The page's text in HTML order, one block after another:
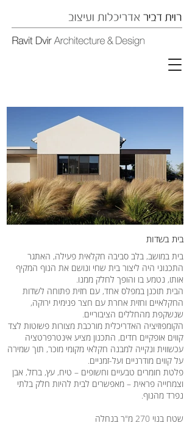
בית בשדות
בית במושב, בלב סביבה חקלאית פעילה, האתגר
התכנוני היה ליצור בית שחי ונושם את הנוף המקיף
אותו, נטמע בו והופך לחלק ממנו.
הבית תוכנן במפלס אחד, עם חזית פתוחה לשדות
החקלאיים וחזית אחרת עם חצר פנימית ירוקה,
שנשקפת מהחללים הציבוריים.
הקומפוזיציה האדריכלית מורכבת מצורות פשוטות לצד
קווים אופקיים חדים, התכנון מציע אינטרפרטציה
עכשווית ונקייה למבנה חקלאי מקומי מוכר, תוך שמירה
על קווים מודרניים ועל-זמניים.
פלטת חומרים טבעיים וחשופים – טיח, עץ, ברזל, אבן
וצמחייה פראית – מאפשרים לבית להיות חלק בלתי
נפרד מהנוף.
שטח בנוי 270 מ"ר בנחלה